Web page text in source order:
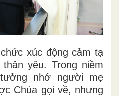
xúc động cảm tạ
yêu. Trong niềm
nhớ người mẹ
Chúa gọi về, nhưng